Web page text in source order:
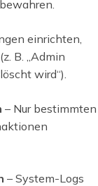
einrichten,
B. „Admin
wird“).
– Nur bestimmten
– System-Logs